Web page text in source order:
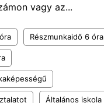
vagy az...
Részmunkaidő 6 óra
Általános iskola